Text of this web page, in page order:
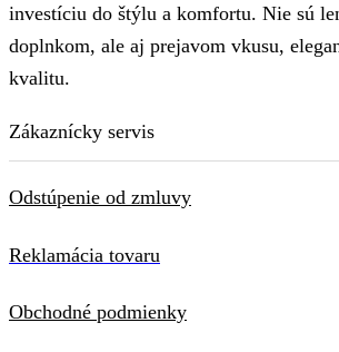
investíciu do štýlu a komfortu. Nie sú
doplnkom, ale aj prejavom vkusu,
kvalitu.
Zákaznícky servis
Odstúpenie od zmluvy
Reklamácia tovaru
Obchodné podmienky